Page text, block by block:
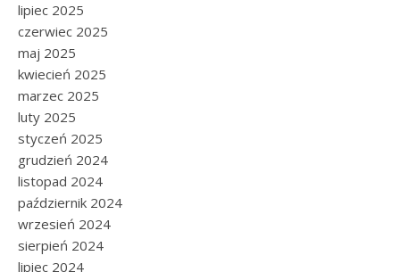
lipiec 2025
czerwiec 2025
maj 2025
kwiecień 2025
marzec 2025
luty 2025
styczeń 2025
grudzień 2024
listopad 2024
październik 2024
wrzesień 2024
sierpień 2024
lipiec 2024